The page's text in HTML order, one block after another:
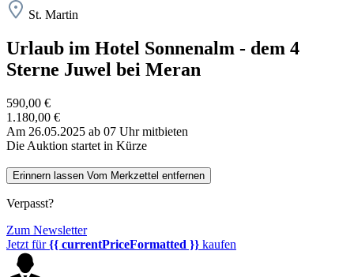
St. Martin
Urlaub im Hotel Sonnenalm - dem 4
Sterne Juwel bei Meran
590,00 €
1.180,00 €
Am 26.05.2025 ab 07 Uhr mitbieten
Die Auktion startet in Kürze
Erinnern lassen Vom Merkzettel entfernen
Verpasst?
Zum Newsletter
Jetzt für{{ currentPriceFormatted }} kaufen